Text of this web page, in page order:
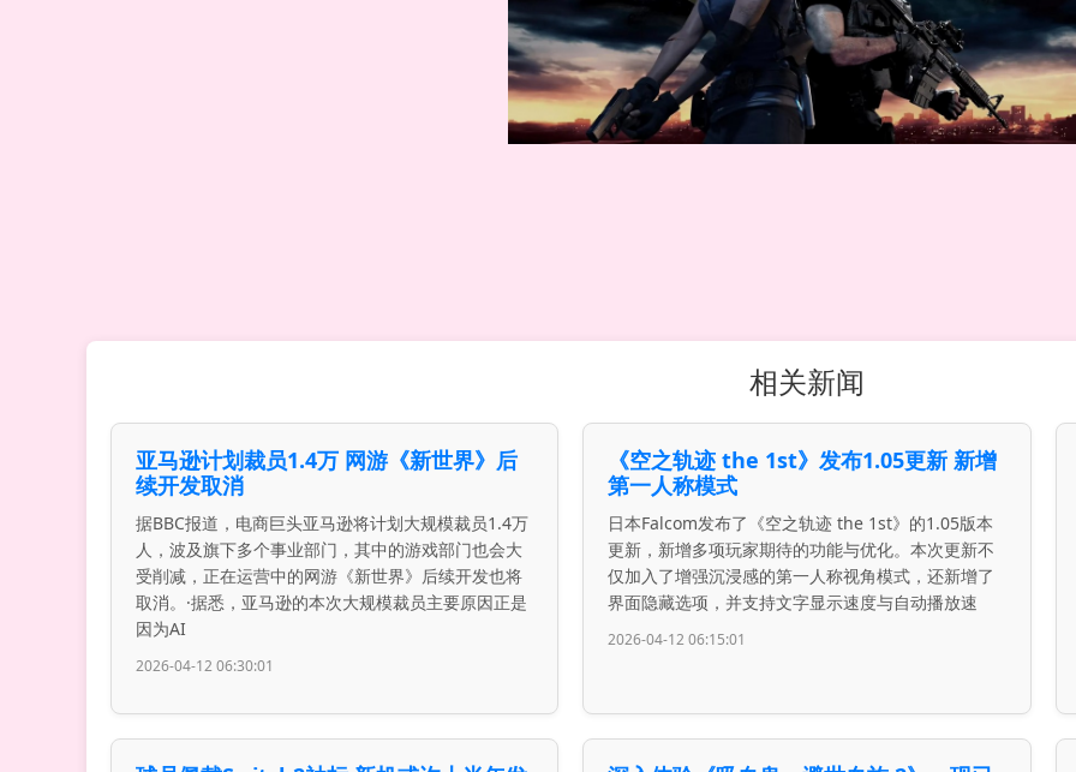
相关新闻
亚马逊计划裁员1.4万 网游《新世界》后
续开发取消
据BBC报道，电商巨头亚马逊将计划大规模裁员1.4万
人，波及旗下多个事业部门，其中的游戏部门也会大
受削减，正在运营中的网游《新世界》后续开发也将
取消。·据悉，亚马逊的本次大规模裁员主要原因正是
因为AI
2026-04-12 06:30:01
《空之轨迹 the 1st》发布1.05更新 新增
第一人称模式
日本Falcom发布了《空之轨迹 the 1st》的1.05版本
更新，新增多项玩家期待的功能与优化。本次更新不
仅加入了增强沉浸感的第一人称视角模式，还新增了
界面隐藏选项，并支持文字显示速度与自动播放速
2026-04-12 06:15:01